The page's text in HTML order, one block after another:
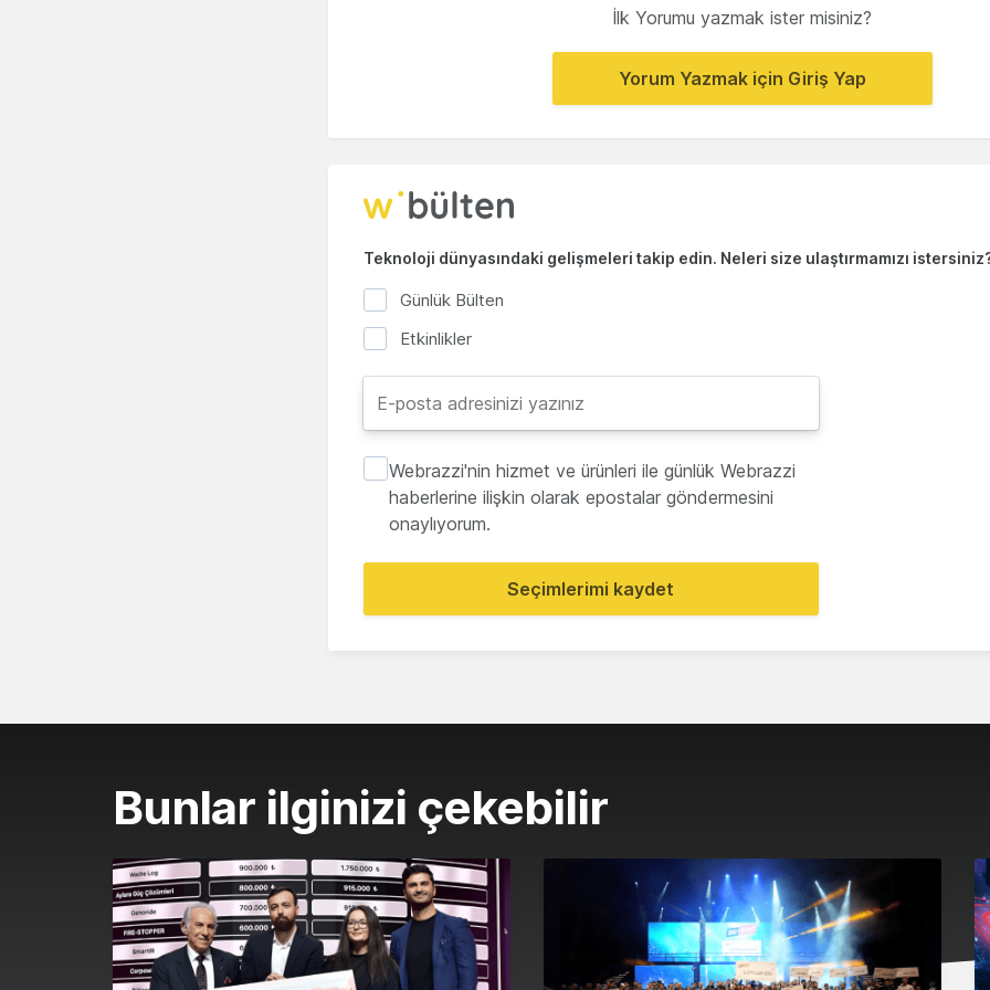
İlk Yorumu yazmak ister misiniz?
Yorum Yazmak için Giriş Yap
Teknoloji dünyasındaki gelişmeleri takip edin. Neleri size ulaştırmamızı
Günlük Bülten
Etkinlikler
Webrazzi'nin hizmet ve ürünleri ile günlük Webrazzi
haberlerine ilişkin olarak epostalar göndermesini
onaylıyorum.
Seçimlerimi kaydet
Bunlar ilginizi çekebilir